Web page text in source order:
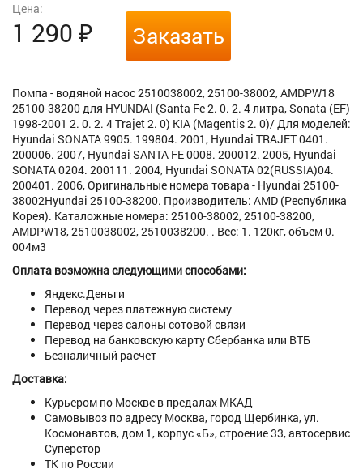
Цена:
1 290 ₽ Заказать
Помпа - водяной насос 2510038002, 25100-38002, AMDPW18
25100-38200 для HYUNDAI (Santa Fe 2. 0. 2. 4 литра, Sonata (EF)
1998-2001 2. 0. 2. 4 Trajet 2. 0) KIA (Magentis 2. 0)/ Для моделей:
Hyundai SONATA 9905. 199804. 2001, Hyundai TRAJET 0401.
200006. 2007, Hyundai SANTA FE 0008. 200012. 2005, Hyundai
SONATA 0204. 200111. 2004, Hyundai SONATA 02(RUSSIA)04.
200401. 2006, Оригинальные номера товара - Hyundai 25100-
38002Hyundai 25100-38200. Производитель: AMD (Республика
Корея). Каталожные номера: 25100-38002, 25100-38200,
AMDPW18, 2510038002, 2510038200. . Вес: 1. 120кг, объем 0.
004м3
Оплата возможна следующими способами:
Яндекс.Деньги
Перевод через платежную систему
Перевод через салоны сотовой связи
Перевод на банковскую карту Сбербанка или ВТБ
Безналичный расчет
Доставка:
Курьером по Москве в предалах МКАД
Самовывоз по адресу Москва, город Щербинка, ул.
Космонавтов, дом 1, корпус «Б», строение 33, автосервис
Суперстор
ТК по России